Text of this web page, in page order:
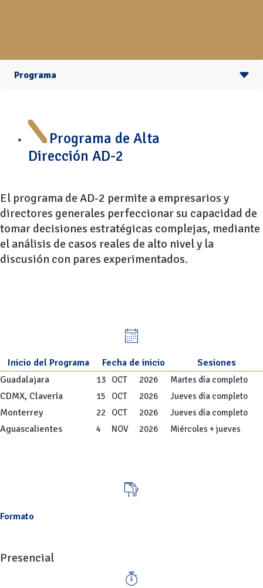
Programa
Programa de Alta
Dirección AD-2
El programa de AD-2 permite a empresarios y
directores generales perfeccionar su capacidad de
tomar decisiones estratégicas complejas, mediante
el análisis de casos reales de alto nivel y la
discusión con pares experimentados.
Inicio del Programa Fecha de inicio
Sesiones
Guadalajara
13 OCT 2026 Martes día completo
CDMX, Clavería 15 OCT 2026 Jueves día completo
Monterrey 22 OCT 2026 Jueves día completo
Aguascalientes 4 NOV 2026 Miércoles + jueves
Formato
Presencial